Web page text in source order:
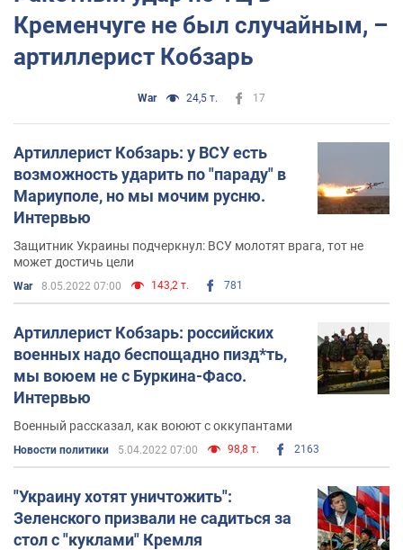
Кременчуге не был случайным, –
артиллерист Кобзарь
War 24,5 т. 17
Артиллерист Кобзарь: у ВСУ есть
возможность ударить по "параду" в
Мариуполе, но мы мочим русню.
Интервью
Защитник Украины подчеркнул: ВСУ молотят врага, тот не
может достичь цели
War 8.05.2022 07:00 143,2 т. 781
Артиллерист Кобзарь: российских
военных надо беспощадно пизд*ть,
мы воюем не с Буркина-Фасо.
Интервью
Военный рассказал, как воюют с оккупантами
Новости политики 5.04.2022 07:00 98,8 т. 2163
"Украину хотят уничтожить":
Зеленского призвали не садиться за
стол с "куклами" Кремля